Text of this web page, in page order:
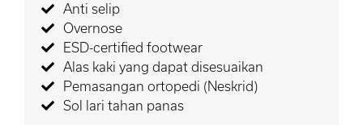
Anti selip
Overnose
ESD-certified footwear
Alas kaki yang dapat disesuaikan
Pemasangan ortopedi (Neskrid)
Sol lari tahan panas